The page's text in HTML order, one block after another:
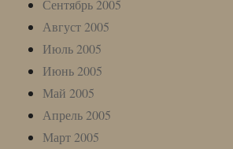
Сентябрь 2005
Август 2005
Июль 2005
Июнь 2005
Май 2005
Апрель 2005
Март 2005